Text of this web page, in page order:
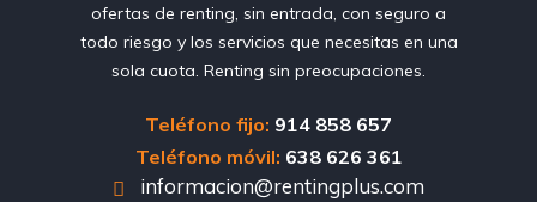
ofertas de renting, sin entrada, con seguro a
todo riesgo y los servicios que necesitas en una
sola cuota. Renting sin preocupaciones.
Teléfono fijo: 914 858 657
Teléfono móvil: 638 626 361
informacion@rentingplus.com